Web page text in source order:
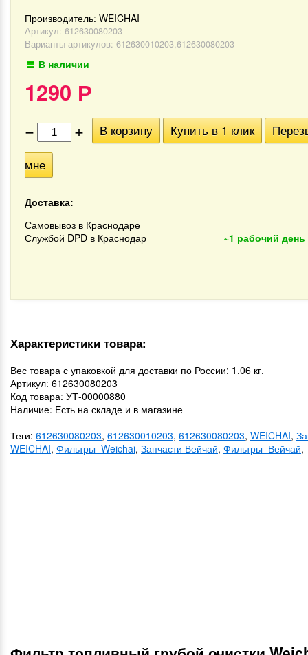
Производитель: WEICHAI
Артикул: 612630080203
Варианты артикулов: 612630010203,612630080203
В наличии
1290 Р
−
+ В корзину Купить в 1 клик
мне
Доставка:
Самовывоз в Краснодаре
Службой DPD в Краснодар
~1 рабочий день
Характеристики товара:
Вес товара с упаковкой для доставки по России: 1.06 кг.
Артикул: 612630080203
Код товара: УТ-00000880
Наличие: Есть на складе и в магазине
Теги: 612630080203, 612630010203, 612630080203, WEICHAI,
WEICHAI, Фильтры Weichai, Запчасти Вейчай, Фильтры Вейчай,